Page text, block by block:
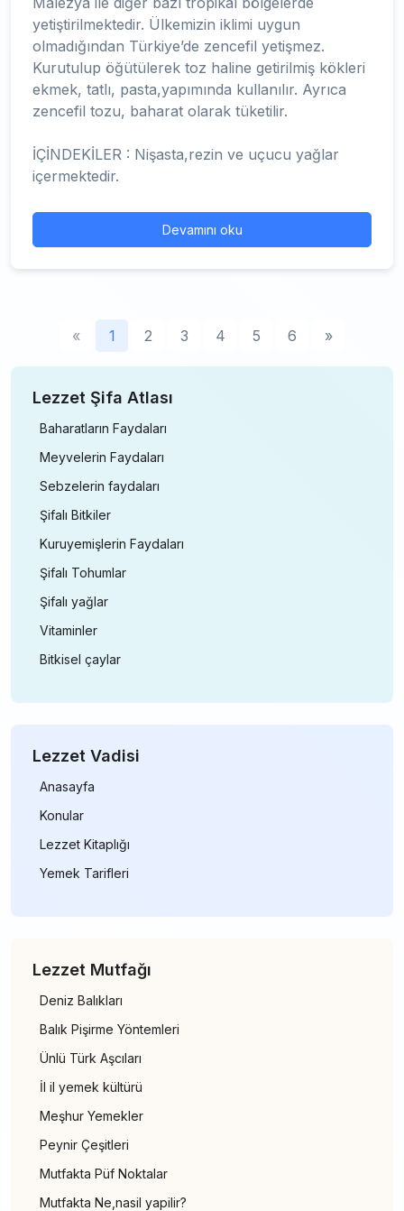
yetiştirilmektedir. Ülkemizin iklimi uygun
olmadığından Türkiye’de zencefil yetişmez.
Kurutulup öğütülerek toz haline getirilmiş kökleri
ekmek, tatlı, pasta,yapımında kullanılır. Ayrıca
zencefil tozu, baharat olarak tüketilir.
İÇİNDEKİLER : Nişasta,rezin ve uçucu yağlar
içermektedir.
Devamını oku
« 1 2 3 4 5 6 »
Lezzet Şifa Atlası
Baharatların Faydaları
Meyvelerin Faydaları
Sebzelerin faydaları
Şifalı Bitkiler
Kuruyemişlerin Faydaları
Şifalı Tohumlar
Şifalı yağlar
Vitaminler
Bitkisel çaylar
Lezzet Vadisi
Anasayfa
Konular
Lezzet Kitaplığı
Yemek Tarifleri
Lezzet Mutfağı
Deniz Balıkları
Balık Pişirme Yöntemleri
Ünlü Türk Aşcıları
İl il yemek kültürü
Meşhur Yemekler
Peynir Çeşitleri
Mutfakta Püf Noktalar
Mutfakta Ne,nasil yapilir?